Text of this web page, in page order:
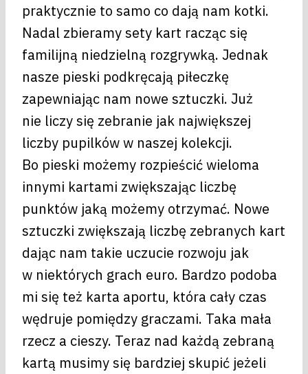
praktycznie to samo co dają nam kotki.
Nadal zbieramy sety kart racząc się
familijną niedzielną rozgrywką. Jednak
nasze pieski podkręcają piłeczkę
zapewniając nam nowe sztuczki. Już
nie liczy się zebranie jak największej
liczby pupilków w naszej kolekcji.
Bo pieski możemy rozpieścić wieloma
innymi kartami zwiększając liczbę
punktów jaką możemy otrzymać. Nowe
sztuczki zwiększają liczbę zebranych kart
dając nam takie uczucie rozwoju jak
w niektórych grach euro. Bardzo podoba
mi się też karta aportu, która cały czas
wędruje pomiędzy graczami. Taka mała
rzecz a cieszy. Teraz nad każdą zebraną
kartą musimy się bardziej skupić jeżeli